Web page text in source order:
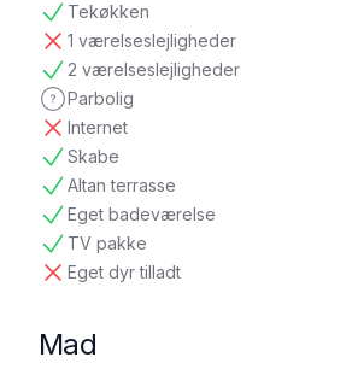
Tekøkken
tilgængelig
1 værelseslejligheder
ikke tilgængelig
2 værelseslejligheder
tilgængelig
Parbolig
ikke oplyst
Internet
ikke tilgængelig
Skabe
tilgængelig
Altan terrasse
tilgængelig
Eget badeværelse
tilgængelig
TV pakke
tilgængelig
Eget dyr tilladt
ikke tilgængelig
Mad